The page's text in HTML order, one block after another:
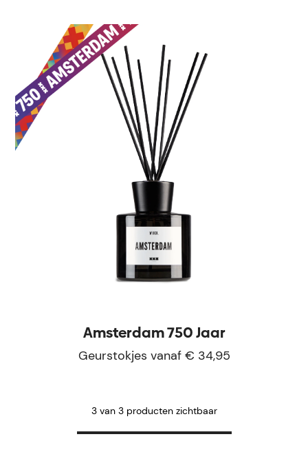
Amsterdam 750 Jaar
Geurstokjes vanaf € 34,95
3 van 3 producten zichtbaar